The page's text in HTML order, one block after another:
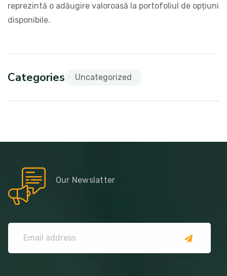
reprezintă o adăugire valoroasă la portofoliul de opțiuni
disponibile.
Categories Uncategorized
Our Newslatter